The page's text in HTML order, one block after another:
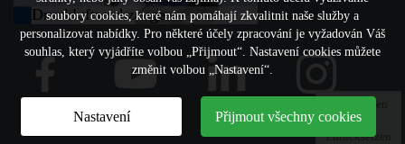
Druckluftwerkzeuge
Vergleichen
0
Zurücksetzen
soubory cookies, které nám pomáhají zkvalitnit naše služby a
personalizovat nabídky. Pro některé účely zpracování je vyžadován Váš
souhlas, který vyjádříte volbou „Přijmout“. Nastavení cookies můžete
změnit volbou „Nastavení“.
Nastavení Přijmout všechny cookies